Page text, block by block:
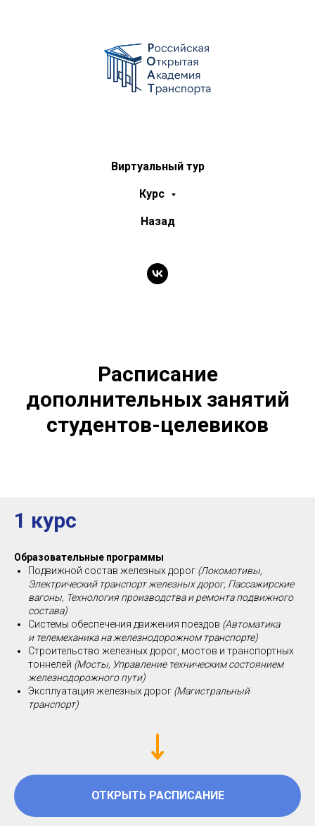
Виртуальный тур
Курс
Назад
Расписание
дополнительных занятий
студентов-целевиков
1 курс
Образовательные программы
Подвижной состав железных дорог (Локомотивы,
Электрический транспорт железных дорог, Пассажирские
вагоны, Технология производства и ремонта подвижного
состава)
Системы обеспечения движения поездов (Автоматика
и телемеханика на железнодорожном транспорте)
Строительство железных дорог, мостов и транспортных
тоннелей (Мосты, Управление техническим состоянием
железнодорожного пути)
Эксплуатация железных дорог (Магистральный
транспорт)
ОТКРЫТЬ РАСПИСАНИЕ